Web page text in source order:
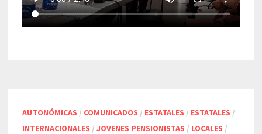
AUTONÓMICAS / COMUNICADOS / ESTATALES / ESTATALES /
INTERNACIONALES / JOVENES PENSIONISTAS / LOCALES /